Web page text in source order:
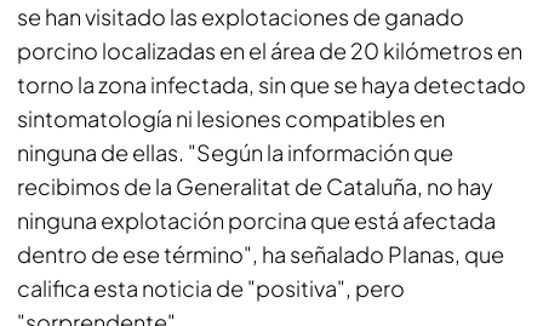
se han visitado las explotaciones de ganado
porcino localizadas en el área de 20 kilómetros en
torno la zona infectada, sin que se haya detectado
sintomatología ni lesiones compatibles en
ninguna de ellas. "Según la información que
recibimos de la Generalitat de Cataluña, no hay
ninguna explotación porcina que está afectada
dentro de ese término", ha señalado Planas, que
califica esta noticia de "positiva", pero